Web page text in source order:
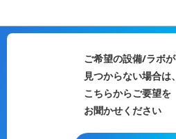
ご希望の設備/ラボが
見つからない場合は、
こちらからご要望を
お聞かせください